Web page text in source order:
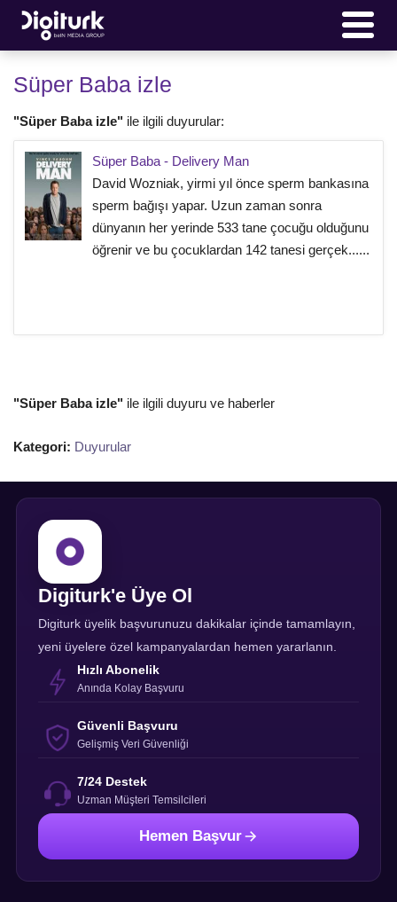
Süper Baba izle
"Süper Baba izle" ile ilgili duyurular:
Süper Baba - Delivery Man
David Wozniak, yirmi yıl önce sperm bankasına
sperm bağışı yapar. Uzun zaman sonra
dünyanın her yerinde 533 tane çocuğu olduğunu
öğrenir ve bu çocuklardan 142 tanesi gerçek......
"Süper Baba izle" ile ilgili duyuru ve haberler
Kategori: Duyurular
Digiturk'e Üye Ol
Digiturk üyelik başvurunuzu dakikalar içinde tamamlayın,
yeni üyelere özel kampanyalardan hemen yararlanın.
Hızlı Abonelik
Anında Kolay Başvuru
Güvenli Başvuru
Gelişmiş Veri Güvenliği
7/24 Destek
Uzman Müşteri Temsilcileri
Hemen Başvur